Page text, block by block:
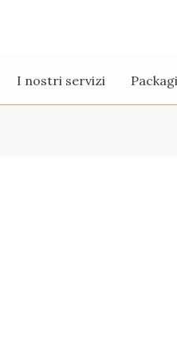
I nostri servizi